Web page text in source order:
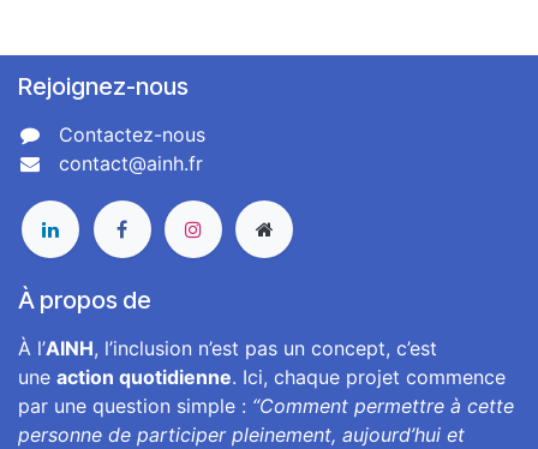
Rejoignez-nous
Contactez-nous
contact@ainh.fr
À propos de
À l’AINH, l’inclusion n’est pas un concept, c’est
une action quotidienne. Ici, chaque projet commence
par une question simple : “Comment permettre à cette
personne de participer pleinement, aujourd’hui et